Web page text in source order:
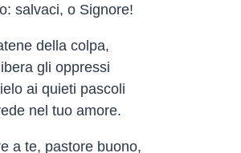
salvaci, o Signore!
della colpa,
gli oppressi
ai quieti pascoli
nel tuo amore.
a te, pastore buono,